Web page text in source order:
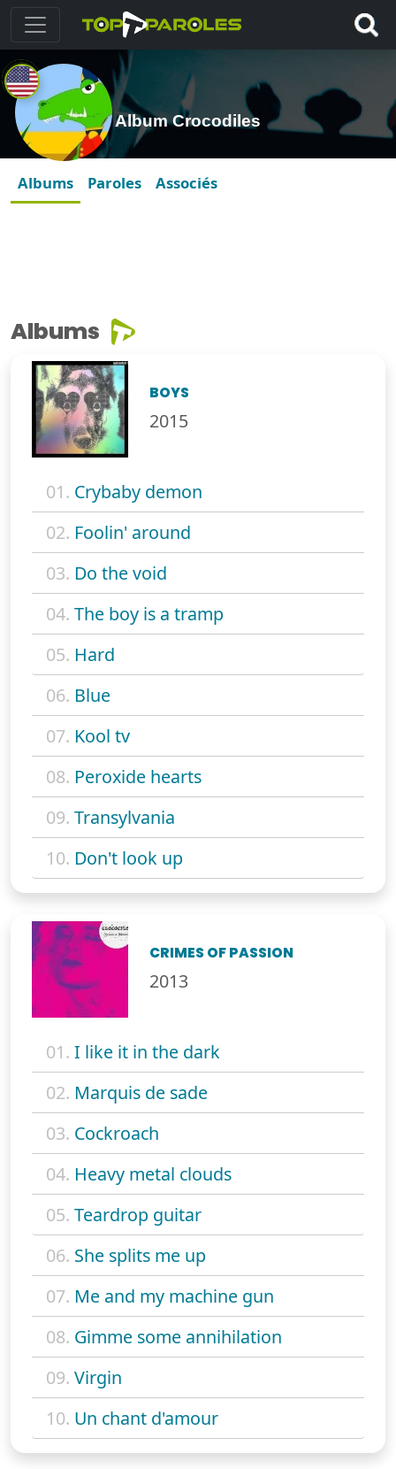
Album Crocodiles
Albums Paroles Associés
Albums
BOYS
2015
01. Crybaby demon
02. Foolin' around
03. Do the void
04. The boy is a tramp
05. Hard
06. Blue
07. Kool tv
08. Peroxide hearts
09. Transylvania
10. Don't look up
CRIMES OF PASSION
2013
01. I like it in the dark
02. Marquis de sade
03. Cockroach
04. Heavy metal clouds
05. Teardrop guitar
06. She splits me up
07. Me and my machine gun
08. Gimme some annihilation
09. Virgin
10. Un chant d'amour